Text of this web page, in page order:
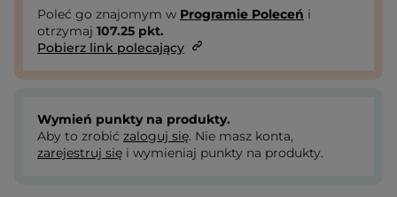
Poleć go znajomym w Programie Poleceń i
otrzymaj 107.25 pkt.
Pobierz link polecający
Wymień punkty na produkty.
Aby to zrobić zaloguj się. Nie masz konta,
zarejestruj się i wymieniaj punkty na produkty.